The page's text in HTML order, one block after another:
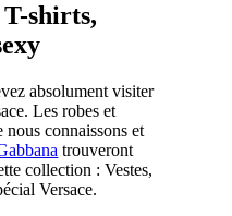
shirts,
absolument visiter
Les robes et
nous connaissons et
trouveront
collection : Vestes,
Versace.